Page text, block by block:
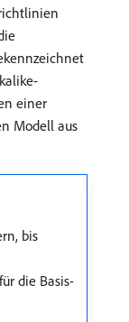
einer
Modell aus
bis
die Basis-